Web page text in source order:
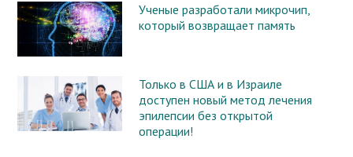
Ученые разработали микрочип,
который возвращает память
Только в США и в Израиле
доступен новый метод лечения
эпилепсии без открытой
операции!